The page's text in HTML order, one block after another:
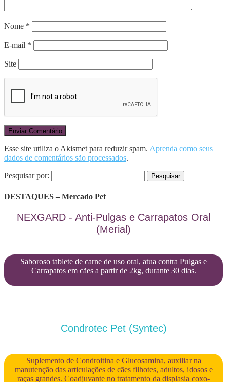
Nome *
E-mail *
Site
Esse site utiliza o Akismet para reduzir spam. Aprenda como seus
dados de comentários são processados.
Pesquisar por:
DESTAQUES – Mercado Pet
NEXGARD - Anti-Pulgas e Carrapatos Oral
(Merial)
Saboroso tablete de carne de uso oral, atua contra Pulgas e
Carrapatos em cães a partir de 2kg, durante 30 dias.
Condrotec Pet (Syntec)
Suplemento de Condroitina e Glucosamina, auxiliar na
manutenção das articulações de cães filhotes, adultos, idosos e
raças grandes. Coadjuvante no tratamento da displasia coxo-